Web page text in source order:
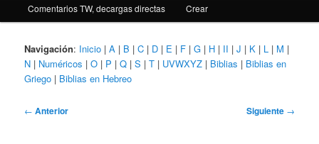
Comentarios TW, decargas directas Crear
Navigación: Inicio |A | B |C | D | E | F |G | H | II |J | K | L | M |
N | Numéricos |O | P |Q |S |T | UVWXYZ | Biblias | Biblias en
Griego | Biblias en Hebreo
Navegación
← Anterior Siguiente →